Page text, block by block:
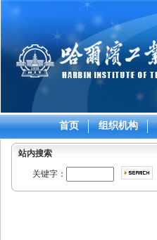
首页 组织机构
站内搜索
关键字：